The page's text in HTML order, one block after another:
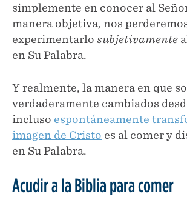
simplemente en conocer al
manera objetiva, nos
experimentarlo subjetivamente
en Su Palabra.
Y realmente, la manera en que
verdaderamente cambiados
incluso espontáneamente
imagen de Cristo es al comer y
en Su Palabra.
Acudir a la Biblia para comer